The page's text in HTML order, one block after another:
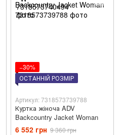
−30%
ОСТАННІЙ РОЗМІР
Артикул: 7318573739788
Куртка жіноча ADV
Backcountry Jacket Woman
6 552 грн 9 360 грн